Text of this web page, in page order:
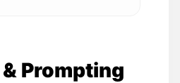
Prompting